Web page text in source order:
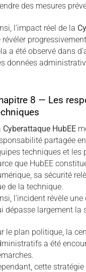
des mesures
l’impact réel de la
révéler
a été observé dans
données
8 — Les
Cyberattaque HubEE
partagée
techniques et les
que HubEE
sa sécurité
de la technique.
l’incident révèle
dépasse largement la
le plan politique, la
a été
cette